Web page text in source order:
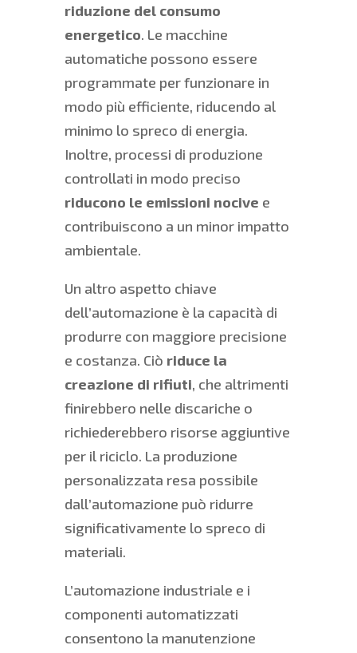
riduzione del consumo
energetico. Le macchine
automatiche possono essere
programmate per funzionare in
modo più efficiente, riducendo al
minimo lo spreco di energia.
Inoltre, processi di produzione
controllati in modo preciso
riducono le emissioni nocive e
contribuiscono a un minor impatto
ambientale.
Un altro aspetto chiave
dell’automazione è la capacità di
produrre con maggiore precisione
e costanza. Ciò riduce la
creazione di rifiuti, che altrimenti
finirebbero nelle discariche o
richiederebbero risorse aggiuntive
per il riciclo. La produzione
personalizzata resa possibile
dall’automazione può ridurre
significativamente lo spreco di
materiali.
L’automazione industriale e i
componenti automatizzati
consentono la manutenzione